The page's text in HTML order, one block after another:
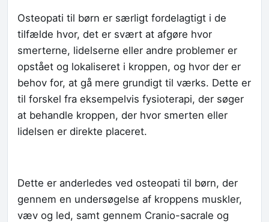
Osteopati til børn er særligt fordelagtigt i de
tilfælde hvor, det er svært at afgøre hvor
smerterne, lidelserne eller andre problemer er
opstået og lokaliseret i kroppen, og hvor der er
behov for, at gå mere grundigt til værks. Dette er
til forskel fra eksempelvis fysioterapi, der søger
at behandle kroppen, der hvor smerten eller
lidelsen er direkte placeret.
Dette er anderledes ved osteopati til børn, der
gennem en undersøgelse af kroppens muskler,
væv og led, samt gennem Cranio-sacrale og